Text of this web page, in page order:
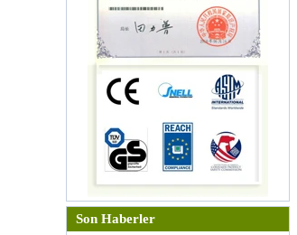
Son Haberler